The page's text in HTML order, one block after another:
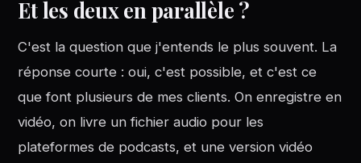
Et les deux en parallèle ?
C'est la question que j'entends le plus souvent. La
réponse courte : oui, c'est possible, et c'est ce
que font plusieurs de mes clients. On enregistre en
vidéo, on livre un fichier audio pour les
plateformes de podcasts, et une version vidéo